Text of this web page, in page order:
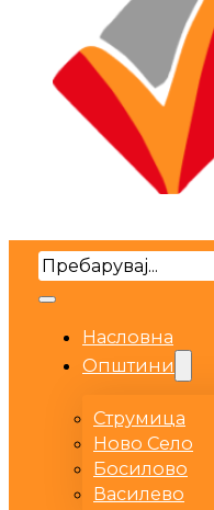
Search
Насловна
Општини
Струмица
Ново Село
Босилово
Василево